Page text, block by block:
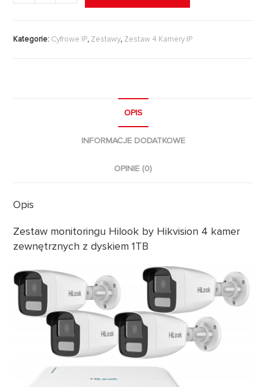
Kategorie: Cyfrowe IP, Zestawy, Zestaw 4 Kamery IP
OPIS
INFORMACJE DODATKOWE
OPINIE (0)
Opis
Zestaw monitoringu Hilook by Hikvision 4 kamer
zewnętrznych z dyskiem 1TB